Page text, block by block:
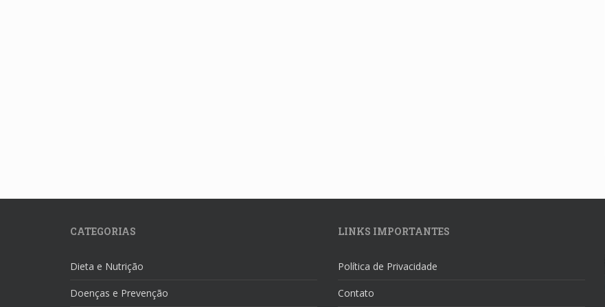
CATEGORIAS
Dieta e Nutrição
Doenças e Prevenção
LINKS IMPORTANTES
Política de Privacidade
Contato